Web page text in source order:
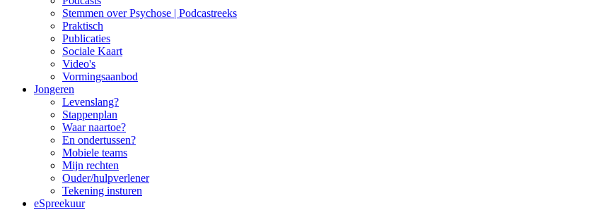
Stemmen over Psychose | Podcastreeks
Praktisch
Publicaties
Sociale Kaart
Video's
Vormingsaanbod
Jongeren
Levenslang?
Stappenplan
Waar naartoe?
En ondertussen?
Mobiele teams
Mijn rechten
Ouder/hulpverlener
Tekening insturen
eSpreekuur